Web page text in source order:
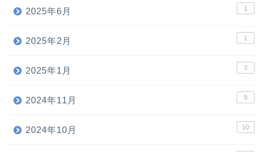
2025年6月 1
2025年2月 1
2025年1月 3
2024年11月 9
2024年10月 10